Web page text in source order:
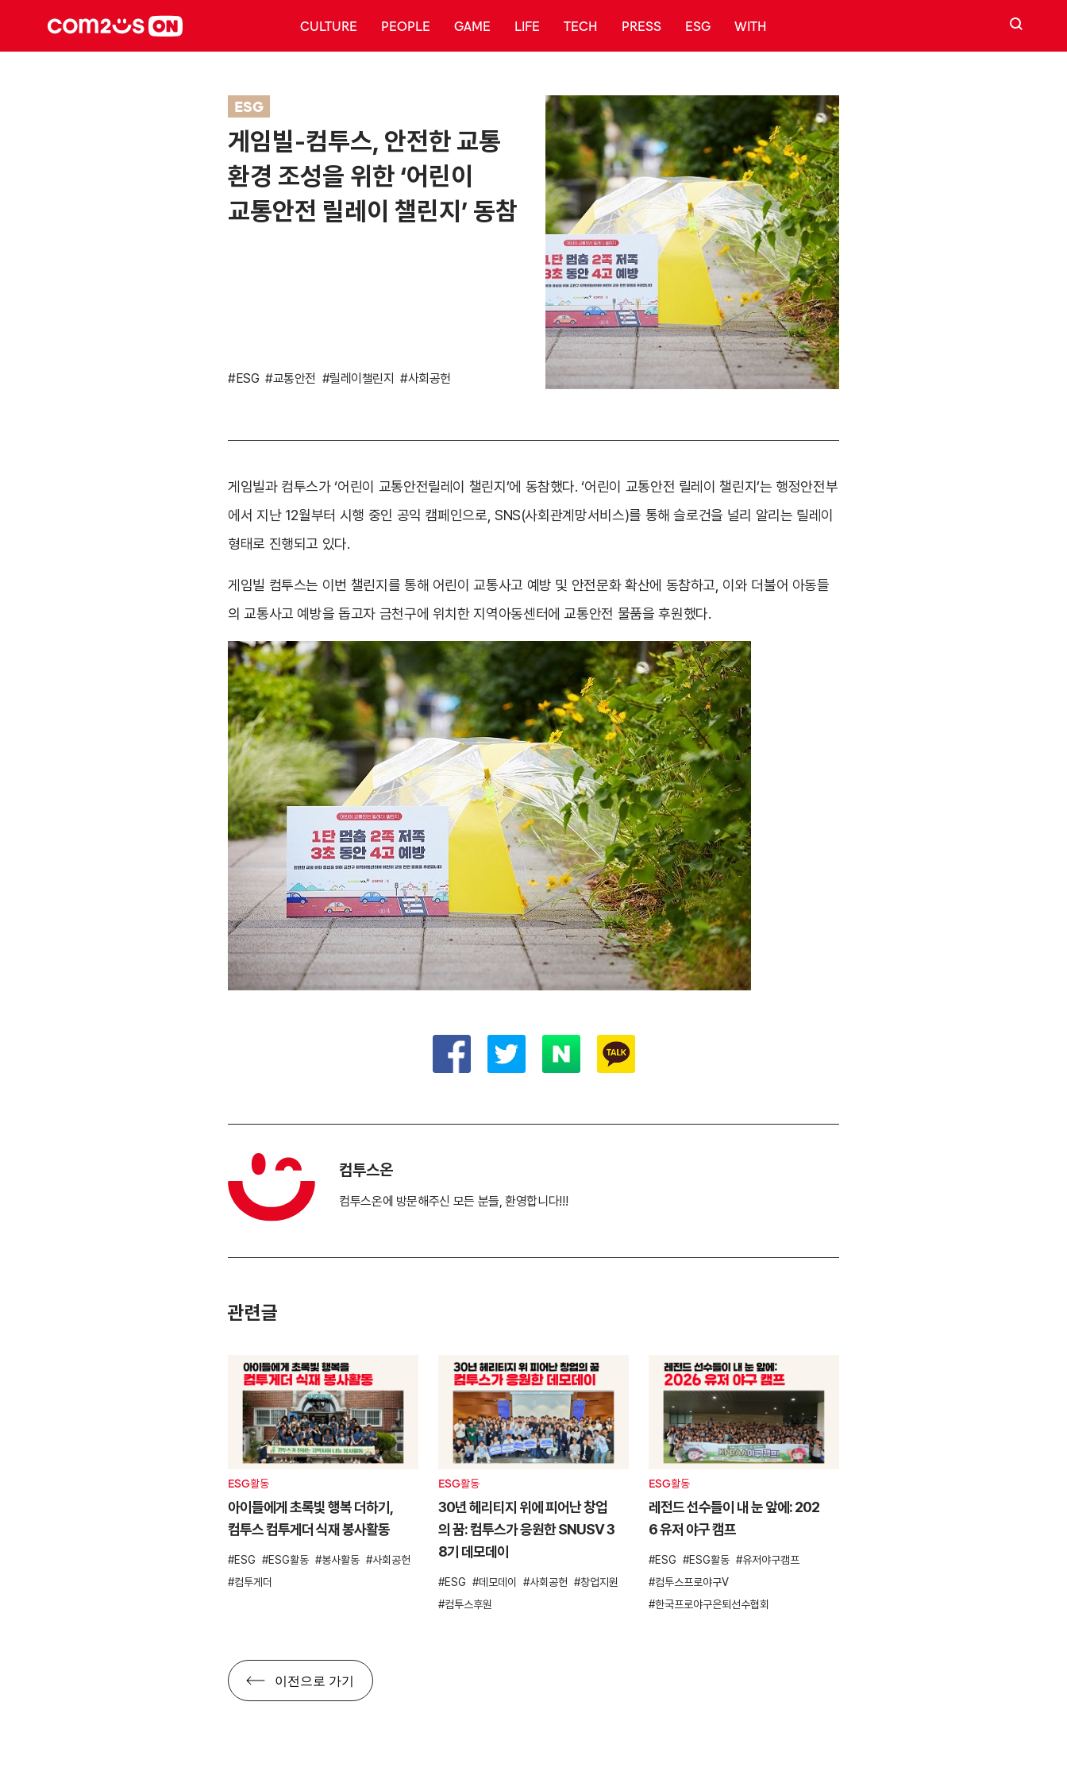
CULTURE PEOPLE GAME LIFE TECH PRESS ESG WITH 검색
ESG
게임빌-컴투스, 안전한 교통
환경 조성을 위한 ‘어린이
교통안전 릴레이 챌린지’ 동참
#ESG #교통안전 #릴레이챌린지 #사회공헌
게임빌과 컴투스가 ‘어린이 교통안전릴레이 챌린지’에 동참했다. ‘어린이 교통안전 릴레이 챌린지’는 행정안전부
에서 지난 12월부터 시행 중인 공익 캠페인으로, SNS(사회관계망서비스)를 통해 슬로건을 널리 알리는 릴레이
형태로 진행되고 있다.
게임빌 컴투스는 이번 챌린지를 통해 어린이 교통사고 예방 및 안전문화 확산에 동참하고, 이와 더불어 아동들
의 교통사고 예방을 돕고자 금천구에 위치한 지역아동센터에 교통안전 물품을 후원했다.
컴투스온
컴투스온에 방문해주신 모든 분들, 환영합니다!!!
관련글
ESG활동
아이들에게 초록빛 행복 더하기,
컴투스 컴투게더 식재 봉사활동
ESG ESG활동 봉사활동
사회공헌
컴투게더
ESG활동
30년 헤리티지 위에 피어난 창업
의 꿈: 컴투스가 응원한 SNUSV 3
8기 데모데이
ESG 데모데이 사회공헌
창업지원
컴투스후원
ESG활동
레전드 선수들이 내 눈 앞에: 202
6 유저 야구 캠프
ESG ESG활동
유저야구캠프
컴투스프로야구V
한국프로야구은퇴선수협회
이전으로 가기